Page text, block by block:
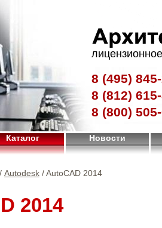
8 (495)
8 (812)
8 (800)
Каталог Новости
/ Autodesk / AutoCAD 2014
2014